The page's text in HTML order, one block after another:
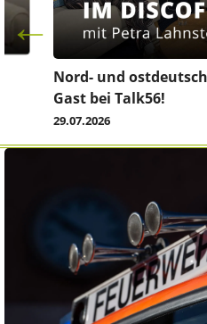
Nord- und
Gast bei Talk56!
29.07.2026